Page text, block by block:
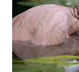
WN
MALUKU
WN
MALUT